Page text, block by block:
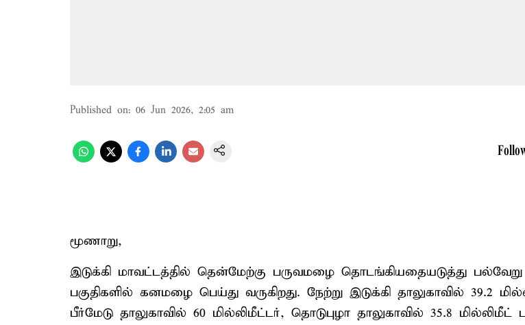
Published on: 06 Jun 2026, 2:05 am
மூணாறு,
இடுக்கி மாவட்டத்தில் தென்மேற்கு பருவமழை தொடங்கியதையடுத்து பல்வேறு
பகுதிகளில் கனமழை பெய்து வருகிறது. நேற்று இடுக்கி தாலுகாவில் 39.2
பீர்மேடு தாலுகாவில் 60 மில்லிமீட்டர், தொடுபுழா தாலுகாவில் 35.8 மில்லிமீட்